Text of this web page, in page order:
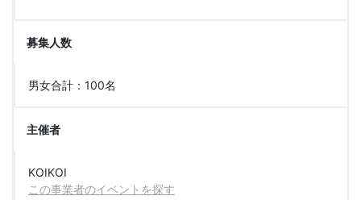
募集人数
男女合計：100名
主催者
KOIKOI
この事業者のイベントを探す